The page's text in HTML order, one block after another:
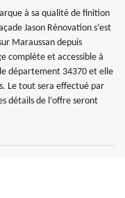
à sa qualité de finition
Jason Rénovation s’est
Maraussan depuis
complète et accessible à
département 34370 et elle
Le tout sera effectué par
détails de l’offre seront